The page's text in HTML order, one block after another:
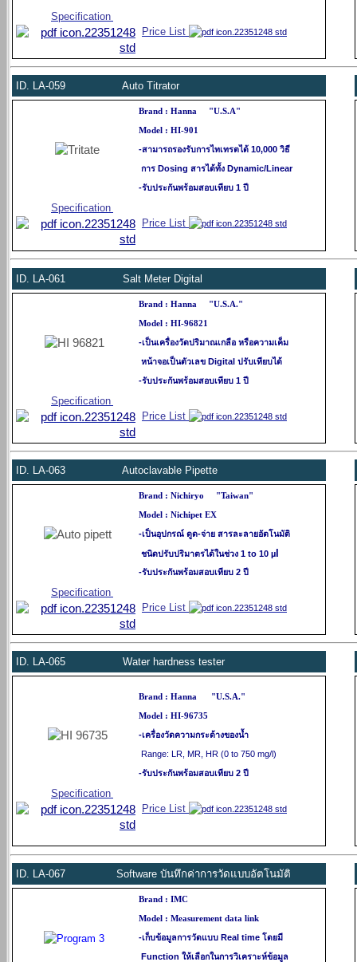
Specification
Price List
ID. LA-059 Auto Titrator
Brand : Hanna "U.S.A"
Model : HI-901
-สามารถรองรับการไทเทรตได้ 10,000 วิธี
การ Dosing สารได้ทั้ง Dynamic/Linear
-รับประกันพร้อมสอบเทียบ 1 ปี
Specification
Price List
ID. LA-061 Salt Meter Digital
Brand : Hanna "U.S.A."
Model : HI-96821
-เป็นเครื่องวัดปริมาณเกลือ หรือความเค็ม
หน้าจอเป็นตัวเลข Digital ปรับเทียบได้
-รับประกันพร้อมสอบเทียบ 1 ปี
Specification
Price List
ID. LA-063 Autoclavable Pipette
Brand : Nichiryo "Taiwan"
Model : Nichipet EX
-เป็นอุปกรณ์ ดูด-จ่าย สารละลายอัตโนมัติ
ชนิดปรับปริมาตรได้ในช่วง 1 to 10 µ
-รับประกันพร้อมสอบเทียบ 2 ปี
Specification
Price List
ID. LA-065 Water hardness tester
Brand : Hanna "U.S.A."
Model : HI-96735
-เครื่องวัดความกระด้างของน้ำ
Range: LR, MR, HR (0 to 750 mg/l)
-รับประกันพร้อมสอบเทียบ 2 ปี
Specification
Price List
ID. LA-067 Software บันทึกค่าการวัดแบบอัตโนมัติ
Brand : IMC
Model : Measurement data link
-เก็บข้อมูลการวัดแบบ Real time โดยมี
Function ให้เลือกในการวิเคราะห์ข้อมูล